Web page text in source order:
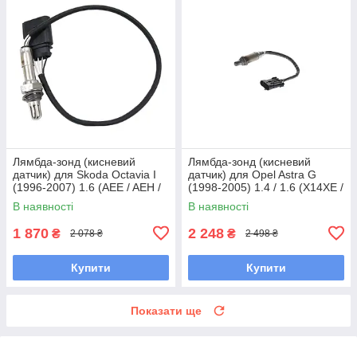
Лямбда-зонд (кисневий
датчик) для Skoda Octavia I
(1996-2007) 1.6 (AEE / AEH /
AKL)
В наявності
1 870 ₴ 2 078 ₴
Купити
Лямбда-зонд (кисневий
датчик) для Opel Astra G
(1998-2005) 1.4 / 1.6 (X14XE /
Z14XE / X16XEL / Z16XE)
В наявності
2 248 ₴ 2 498 ₴
Купити
Показати ще